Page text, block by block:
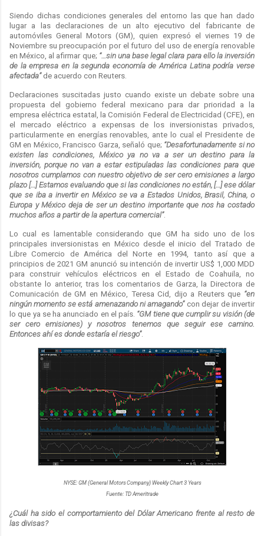
Siendo dichas condiciones generales del entorno las que han dado
lugar a las declaraciones de un alto ejecutivo del fabricante de
automóviles General Motors (GM), quien expresó el viernes 19 de
Noviembre su preocupación por el futuro del uso de energía renovable
en México, al afirmar que; “…sin una base legal clara para ello la inversión
de la empresa en la segunda economía de América Latina podría verse
afectada”de acuerdo con Reuters.
Declaraciones suscitadas justo cuando existe un debate sobre una
propuesta del gobierno federal mexicano para dar prioridad a la
empresa eléctrica estatal, la Comisión Federal de Electricidad (CFE), en
el mercado eléctrico a expensas de los inversionistas privados,
particularmente en energías renovables, ante lo cual el Presidente de
GM en México, Francisco Garza, señaló que; “Desafortunadamente si no
existen las condiciones, México ya no va a ser un destino para la
inversión, porque no van a estar estipuladas las condiciones para que
nosotros cumplamos con nuestro objetivo de ser cero emisiones a largo
plazo […] Estamos evaluando que si las condiciones no están, […] ese dólar
que se iba a invertir en México se va a Estados Unidos, Brasil, China, o
Europa y México deja de ser un destino importante que nos ha costado
muchos años a partir de la apertura comercial”.
Lo cual es lamentable considerando que GM ha sido uno de los
principales inversionistas en México desde el inicio del Tratado de
Libre Comercio de América del Norte en 1994, tanto así que a
principios de 2021 GM anunció su intención de invertir US$ 1,000 MDD
para construir vehículos eléctricos en el Estado de Coahuila, no
obstante lo anterior, tras los comentarios de Garza, la Directora de
Comunicación de GM en México, Teresa Cid, dijo a Reuters que “en
ningún momento se está amenazando ni amagando”con dejar de invertir
lo que ya se ha anunciado en el país. “GM tiene que cumplir su visión (de
ser cero emisiones) y nosotros tenemos que seguir ese camino.
Entonces ahí es donde estaría el riesgo”.
NYSE: GM (General Motors Company) Weekly Chart 3 Years
Fuente: TD Ameritrade
¿Cuál ha sido el comportamiento del Dólar Americano frente al resto de
las divisas?